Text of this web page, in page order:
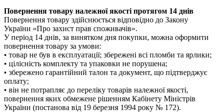
Повернення товару належної якості протягом 14 днів
Повернення товару здійснюється відповідно до Закону
України «Про захист прав споживачів».
У період 14 днів, за винятком дня покупки, можна оформити
повернення товару за умови:
• товар не був в експлуатації; збережені всі пломби та ярлики;
• цілісність комплекту та упаковки не порушена;
• збережено гарантійний талон та документ, що підтверджує
оплату;
• він не потрапляє до переліку товарів належної якості,
повернення яких обмежене рішенням Кабінету Міністрів
України (постанова від 19 березня 1994 року № 172).